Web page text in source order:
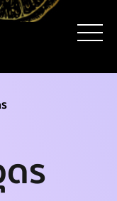
ร